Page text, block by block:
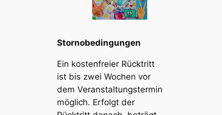
Stornobedingungen
Ein kostenfreier Rücktritt
ist bis zwei Wochen vor
dem Veranstaltungstermin
möglich. Erfolgt der